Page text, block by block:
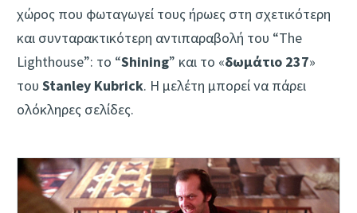
χώρος που φωταγωγεί τους ήρωες στη σχετικότερη
και συνταρακτικότερη αντιπαραβολή του “The
Lighthouse”: το “Shining” και το «δωμάτιο 237»
του Stanley Kubrick. Η μελέτη μπορεί να πάρει
ολόκληρες σελίδες.